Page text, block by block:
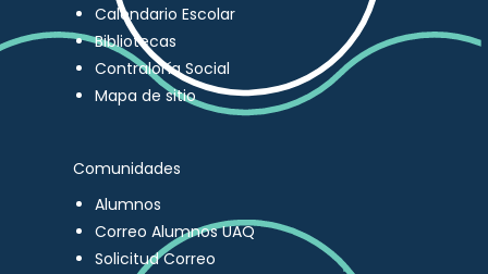
Calendario Escolar
Bibliotecas
Contraloría Social
Mapa de sitio
Comunidades
Alumnos
Correo Alumnos UAQ
Solicitud Correo